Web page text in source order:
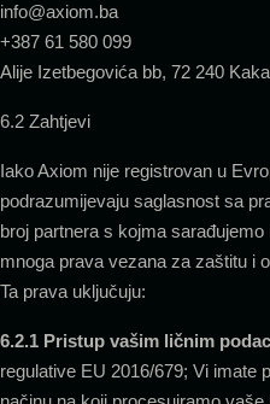
info@axiom.ba
+387 61 580 099
Alije Izetbegovića bb, 72 240
6.2 Zahtjevi
Iako Axiom nije registrovan u
podrazumijevaju saglasnost sa
broj partnera s kojma
mnoga prava vezana za zaštitu i
Ta prava uključuju:
6.2.1 Pristup vašim ličnim
regulative EU 2016/679; Vi imate